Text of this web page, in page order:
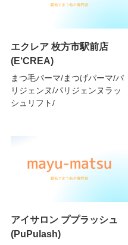
エクレア 枚方市駅前店
(E‘CREA)
まつ毛パーマ/まつげパーマ/パ
リジェンヌ/パリジェンヌラッ
シュリフト/
アイサロン ププラッシュ
(PuPulash)